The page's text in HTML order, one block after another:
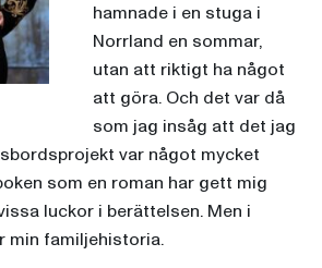
hamnade i en stuga i
Norrland en sommar,
utan att riktigt ha något
att göra. Och det var då
som jag insåg att det jag
var något mycket
som en roman har gett mig
luckor i berättelsen. Men i
min familjehistoria.